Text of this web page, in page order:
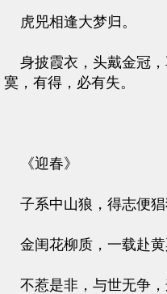
虎兕相逢大梦归。
身披霞衣，头戴金冠，
寞，有得，必有失。
《迎春》
子系中山狼，得志便猖
金闺花柳质，一载赴黄
不惹是非，与世无争，